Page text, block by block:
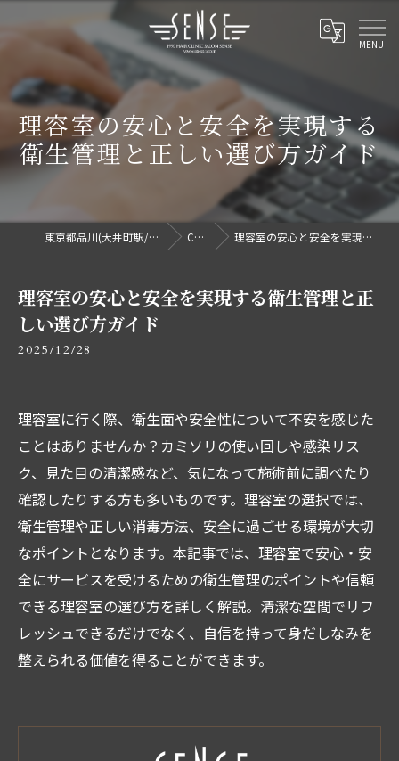
理容室の安心と安全を実現する
衛生管理と正しい選び方ガイド
東京都品川(大井町駅/洗足駅)で理容室ならセンス COLUMN 理容室の安心と安全を実現する衛生管理と正しい選び方ガイド
理容室の安心と安全を実現する衛生管理と正
しい選び方ガイド
2025/12/28
理容室に行く際、衛生面や安全性について不安を感じた
ことはありませんか？カミソリの使い回しや感染リス
ク、見た目の清潔感など、気になって施術前に調べたり
確認したりする方も多いものです。理容室の選択では、
衛生管理や正しい消毒方法、安全に過ごせる環境が大切
なポイントとなります。本記事では、理容室で安心・安
全にサービスを受けるための衛生管理のポイントや信頼
できる理容室の選び方を詳しく解説。清潔な空間でリフ
レッシュできるだけでなく、自信を持って身だしなみを
整えられる価値を得ることができます。